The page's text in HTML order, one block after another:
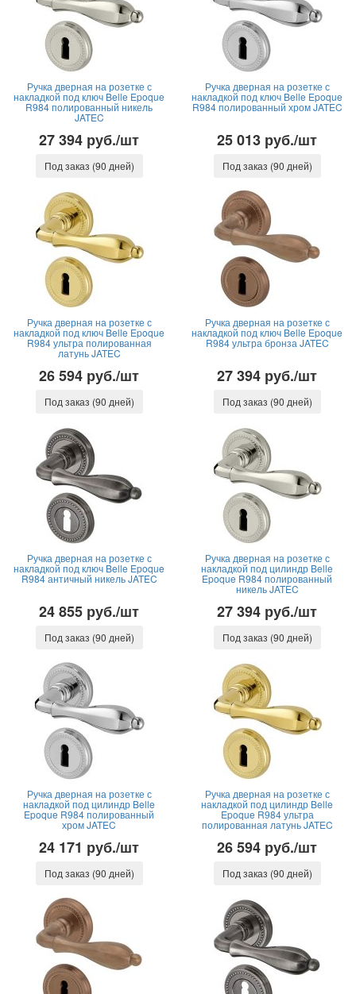
Ручка дверная на розетке с
накладкой под ключ Belle Epoque
R984 полированный никель
JATEC
27 394 руб./шт
Под заказ (90 дней)
Ручка дверная на розетке с
накладкой под ключ Belle Epoque
R984 полированный хром JATEC
25 013 руб./шт
Под заказ (90 дней)
Ручка дверная на розетке с
накладкой под ключ Belle Epoque
R984 ультра полированная
латунь JATEC
26 594 руб./шт
Под заказ (90 дней)
Ручка дверная на розетке с
накладкой под ключ Belle Epoque
R984 ультра бронза JATEC
27 394 руб./шт
Под заказ (90 дней)
Ручка дверная на розетке с
накладкой под ключ Belle Epoque
R984 античный никель JATEC
24 855 руб./шт
Под заказ (90 дней)
Ручка дверная на розетке с
накладкой под цилиндр Belle
Epoque R984 полированный
никель JATEC
27 394 руб./шт
Под заказ (90 дней)
Ручка дверная на розетке с
накладкой под цилиндр Belle
Epoque R984 полированный
хром JATEC
24 171 руб./шт
Под заказ (90 дней)
Ручка дверная на розетке с
накладкой под цилиндр Belle
Epoque R984 ультра
полированная латунь JATEC
26 594 руб./шт
Под заказ (90 дней)